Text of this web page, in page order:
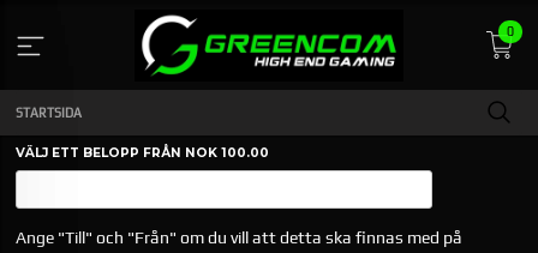
innehåll
0
STARTSIDA
VÄLJ ETT BELOPP FRÅN NOK 100.00
Ange "Till" och "Från" om du vill att detta ska finnas med på